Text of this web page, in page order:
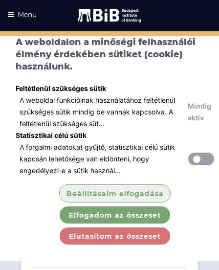
A weboldalon a minőségi felhasználói
élmény érdekében sütiket (cookie)
használunk.
Feltétlenül szükséges sütik
A weboldal funkcióinak használatához feltétlenül
szükséges sütik mindig be vannak kapcsolva. A
feltétlenül szükséges süt...
Mindig
aktív
Statisztikai célú sütik
A forgalmi adatokat gyűjtő, statisztikai célú sütik
kapcsán lehetősége van eldönteni, hogy
engedélyezi-e a sütik használ...
Beállításaim elfogadása
Elfogadom az összeset
Elutasítom az összeset
Menü
Kurzusaink Kurzusaink
Minden témában
Összes
Tőzsde / Tőkepiac / Befektetés
Tőzsdei szakvizsga felkészítő
tanfolyam (B...
Megismertetjük 4 képzési részen keresztül
az értékpapírpiaccal kapcsolatos
legfontosabb fogalmakat, szabályokat,